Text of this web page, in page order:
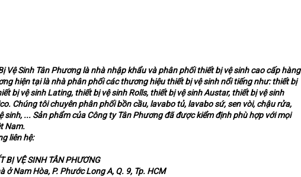
Vệ Sinh Tân Phương là nhà nhập khẩu và phân phối thiết bị vệ sinh cao cấp hàng
hiện tại là nhà phân phối các thương hiệu thiết bị vệ sinh nổi tiếng như: thiết bị
bị vệ sinh Lating, thiết bị vệ sinh Rolls, thiết bị vệ sinh Austar, thiết bị vệ sinh
Chúng tôi chuyên phân phối bồn cầu, lavabo tủ, lavabo sứ, sen vòi, chậu rửa,
sinh, ... Sản phẩm của Công ty Tân Phương đã được kiểm định phù hợp với mọi
Nam.
liên hệ:
BỊ VỆ SINH TÂN PHƯƠNG
ở Nam Hòa, P. Phước Long A, Q. 9, Tp. HCM